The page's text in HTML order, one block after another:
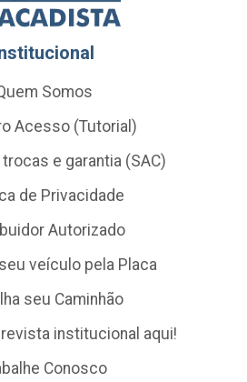
Somos
Acesso (Tutorial)
e garantia (SAC)
de Privacidade
Autorizado
veículo pela Placa
seu Caminhão
institucional aqui!
Conosco